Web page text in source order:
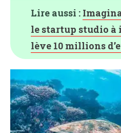
Lire aussi :
le startup studio
lève 10 millions